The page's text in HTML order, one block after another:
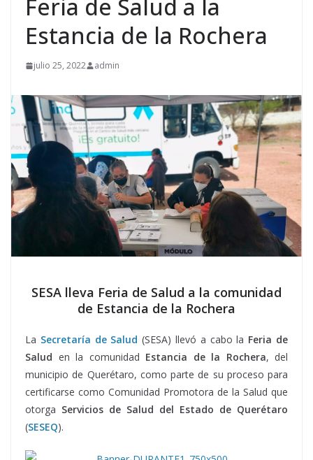
Feria de Salud a la
Estancia de la Rochera
julio 25, 2022 admin
SESA lleva Feria de Salud a la comunidad
de Estancia de la Rochera
La Secretaría de Salud (SESA) llevó a cabo la Feria de
Salud en la comunidad Estancia de la Rochera, del
municipio de Querétaro, como parte de su proceso para
certificarse como Comunidad Promotora de la Salud que
otorga Servicios de Salud del Estado de Querétaro
(SESEQ).